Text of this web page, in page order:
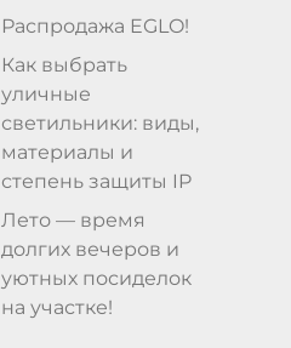
Распродажа EGLO!
Как выбрать
уличные
светильники: виды,
материалы и
степень защиты IP
Лето — время
долгих вечеров и
уютных посиделок
на участке!